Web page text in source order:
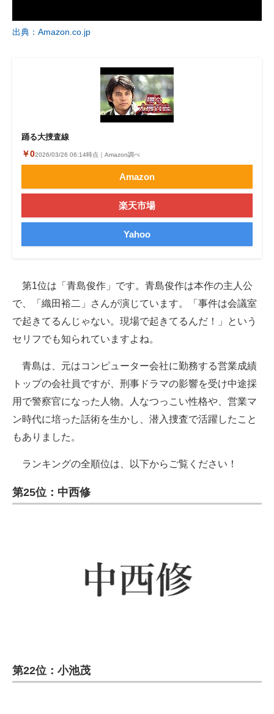
出典：Amazon.co.jp
踊る大捜査線
￥02026/03/26 06:14時点｜Amazon調べ
Amazon
楽天市場
Yahoo
第1位は「青島俊作」です。青島俊作は本作の主人公
で、「織田裕二」さんが演じています。「事件は会議室
で起きてるんじゃない。現場で起きてるんだ！」という
セリフでも知られていますよね。
青島は、元はコンピューター会社に勤務する営業成績
トップの会社員ですが、刑事ドラマの影響を受け中途採
用で警察官になった人物。人なつっこい性格や、営業マ
ン時代に培った話術を生かし、潜入捜査で活躍したこと
もありました。
ランキングの全順位は、以下からご覧ください！
第25位：中西修
第22位：小池茂